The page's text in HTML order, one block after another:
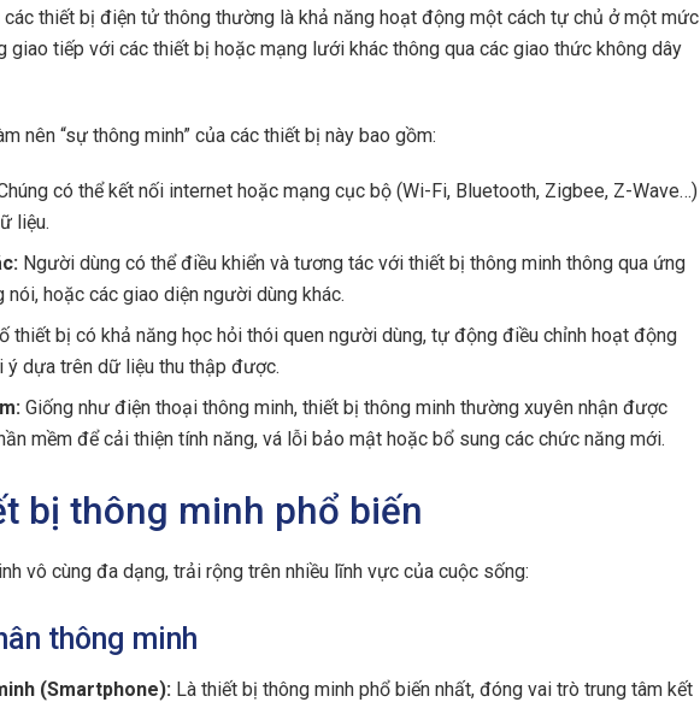
thiết bị điện tử thông thường là khả năng hoạt động một cách tự chủ ở một mức
giao tiếp với các thiết bị hoặc mạng lưới khác thông qua các giao thức không dây
nên “sự thông minh” của các thiết bị này bao gồm:
có thể kết nối internet hoặc mạng cục bộ (Wi-Fi, Bluetooth, Zigbee, Z-Wave…)
liệu.
Người dùng có thể điều khiển và tương tác với thiết bị thông minh thông qua ứng
hoặc các giao diện người dùng khác.
thiết bị có khả năng học hỏi thói quen người dùng, tự động điều chỉnh hoạt động
ý dựa trên dữ liệu thu thập được.
Giống như điện thoại thông minh, thiết bị thông minh thường xuyên nhận được
mềm để cải thiện tính năng, vá lỗi bảo mật hoặc bổ sung các chức năng mới.
bị thông minh phổ biến
vô cùng đa dạng, trải rộng trên nhiều lĩnh vực của cuộc sống:
thông minh
(Smartphone): Là thiết bị thông minh phổ biến nhất, đóng vai trò trung tâm kết